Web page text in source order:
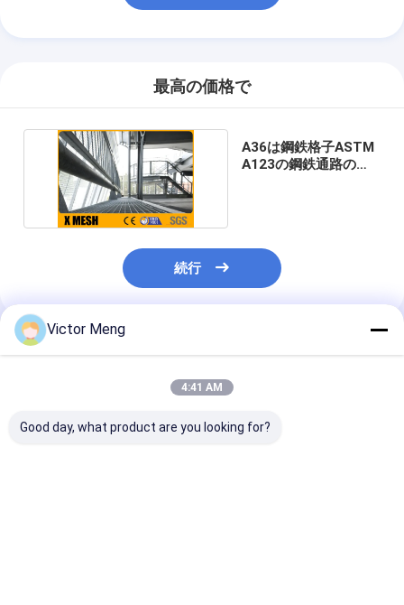
最高の価格で
A36は鋼鉄格子ASTM
A123の鋼鉄通路の格
続行
推薦されたプロダクト
Victor Meng
4:41 AM
Good day, what product are you looking for?